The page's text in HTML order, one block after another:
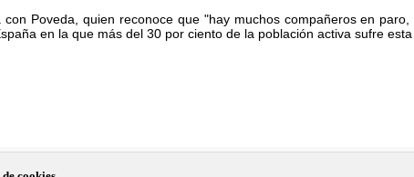
Poveda, quien reconoce que "hay muchos compañeros en
en la que más del 30 por ciento de la población activa sufre esta